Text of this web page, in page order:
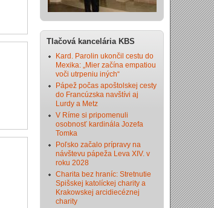
Tlačová kancelária KBS
Kard. Parolin ukončil cestu do
Mexika: „Mier začína empatiou
voči utrpeniu iných“
Pápež počas apoštolskej cesty
do Francúzska navštívi aj
Lurdy a Metz
V Ríme si pripomenuli
osobnosť kardinála Jozefa
Tomka
Poľsko začalo prípravy na
návštevu pápeža Leva XIV. v
roku 2028
Charita bez hraníc: Stretnutie
Spišskej katolíckej charity a
Krakowskej arcidiecéznej
charity